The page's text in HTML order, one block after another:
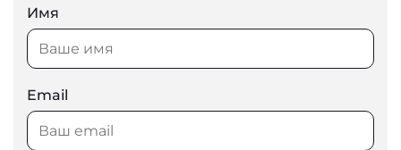
Имя
Email